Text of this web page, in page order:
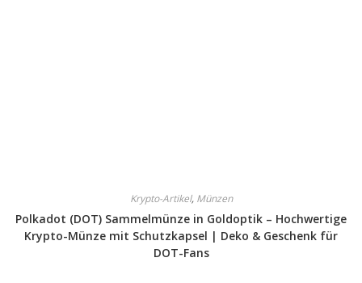
Krypto-Artikel, Münzen
Polkadot (DOT) Sammelmünze in Goldoptik – Hochwertige
Krypto-Münze mit Schutzkapsel | Deko & Geschenk für
DOT-Fans